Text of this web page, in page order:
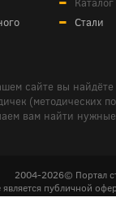
Стали
сайте вы
(методических
вам найти
2004-2026© Портал
публичной